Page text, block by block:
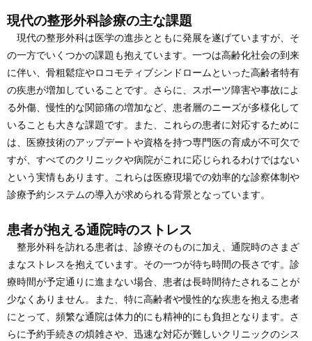
現代の整形外科診療の主な課題
現代の整形外科は医学の進歩とともに発展を遂げていますが、そ
の一方でいくつかの課題も抱えています。一つは高齢化社会の到来
に伴い、骨粗鬆症やロコモティブシンドロームといった高齢者特有
の疾患が増加していることです。さらに、スポーツ障害や事故によ
る外傷、慢性的な関節痛の増加など、患者層のニーズが多様化して
いることも大きな課題です。また、これらの患者に対応するために
は、医療技術のアップデートや資格を持つ専門医の育成が不可欠で
すが、すべてのクリニックや病院がこれに応じられるわけではない
という実情もあります。これらは医療現場での効率的な診察体制や
診療予約システムの導入が求められる背景となっています。
患者が抱える通院時のストレス
整形外科を訪れる患者は、診療そのものに加え、通院時のさまざ
まなストレスを抱えています。その一つが待ち時間の長さです。診
療時間が予定通りに進まない場合、患者は長時間待たされることが
少なくありません。また、特に高齢者や慢性的な疾患を抱える患者
にとって、頻繁な通院は体力的にも精神的にも負担となります。さ
らに予約手続きの煩雑さや、迅速な対応が難しいクリニックのシス